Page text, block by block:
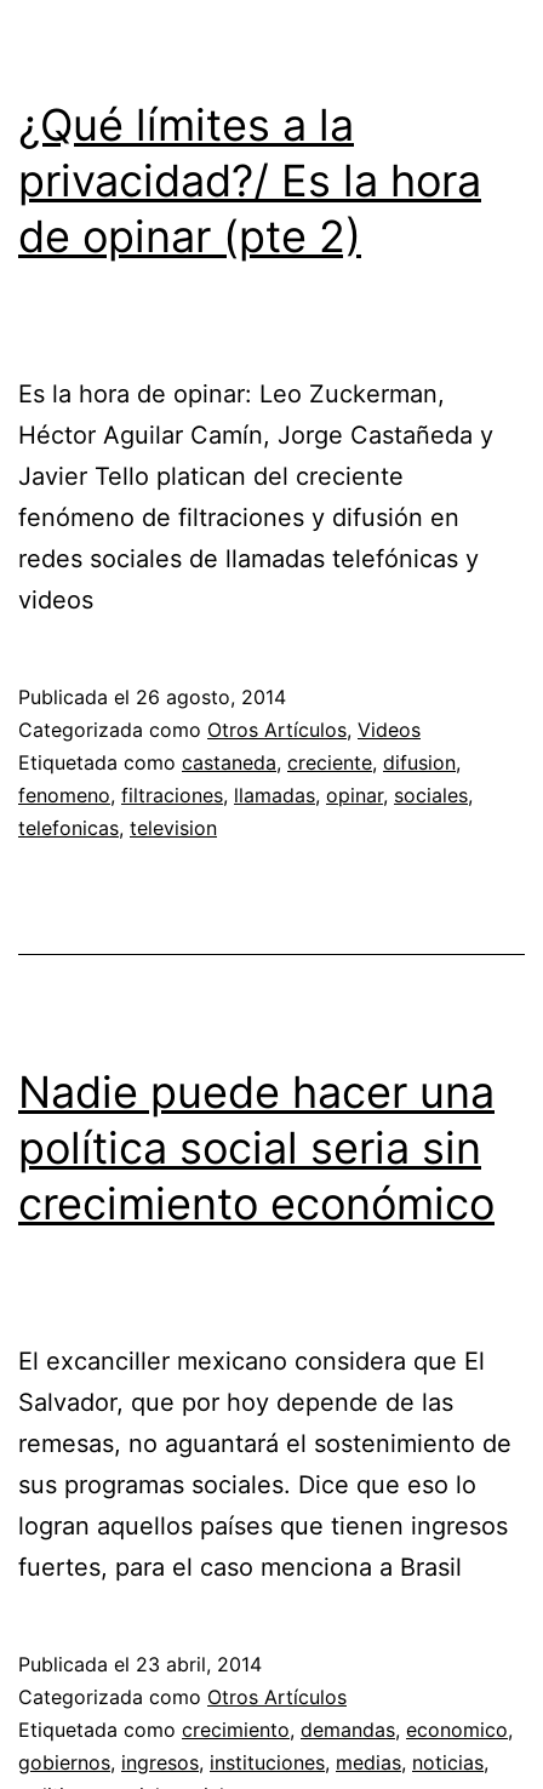
¿Qué límites a la
privacidad?/ Es la hora
de opinar (pte 2)
Es la hora de opinar: Leo Zuckerman,
Héctor Aguilar Camín, Jorge Castañeda y
Javier Tello platican del creciente
fenómeno de filtraciones y difusión en
redes sociales de llamadas telefónicas y
videos
Publicada el 26 agosto, 2014
Categorizada como Otros Artículos, Videos
Etiquetada como castaneda, creciente, difusion,
fenomeno, filtraciones, llamadas, opinar, sociales,
telefonicas, television
Nadie puede hacer una
política social seria sin
crecimiento económico
El excanciller mexicano considera que El
Salvador, que por hoy depende de las
remesas, no aguantará el sostenimiento de
sus programas sociales. Dice que eso lo
logran aquellos países que tienen ingresos
fuertes, para el caso menciona a Brasil
Publicada el 23 abril, 2014
Categorizada como Otros Artículos
Etiquetada como crecimiento, demandas, economico,
gobiernos, ingresos, instituciones, medias, noticias,